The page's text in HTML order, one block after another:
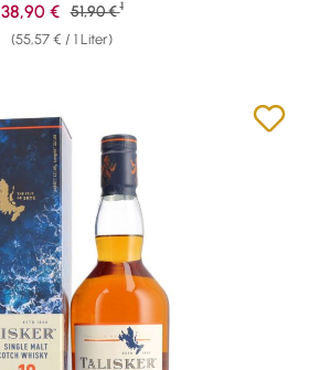
(55,57 € / 1 Liter)
Verkaufspreis:
38,90 € Regulärer Preis:
51,90 € 1